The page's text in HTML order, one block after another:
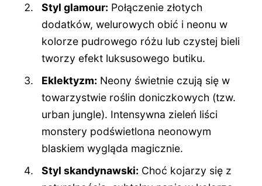
Styl glamour: Połączenie złotych
dodatków, welurowych obić i neonu w
kolorze pudrowego różu lub czystej bieli
tworzy efekt luksusowego butiku.
Eklektyzm: Neony świetnie czują się w
towarzystwie roślin doniczkowych (tzw.
urban jungle). Intensywna zieleń liści
monstery podświetlona neonowym
blaskiem wygląda magicznie.
Styl skandynawski: Choć kojarzy się z